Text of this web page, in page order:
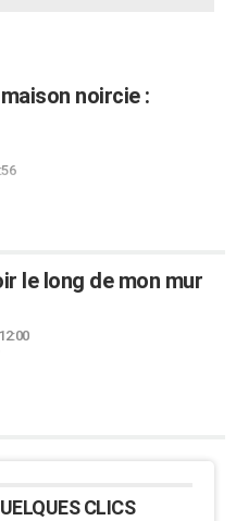
noircie :
le long de mon mur
CLICS